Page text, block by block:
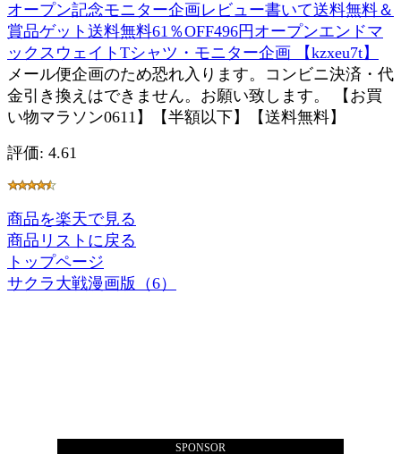
オープン記念モニター企画レビュー書いて送料無料＆
賞品ゲット送料無料61％OFF496円オープンエンドマ
ックスウェイトTシャツ・モニター企画 【kzxeu7t】
メール便企画のため恐れ入ります。コンビニ決済・代
金引き換えはできません。お願い致します。 【お買
い物マラソン0611】【半額以下】【送料無料】
評価: 4.61
商品を楽天で見る
商品リストに戻る
トップページ
サクラ大戦漫画版（6）
SPONSOR